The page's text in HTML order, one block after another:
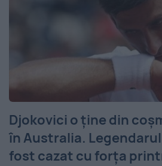
Djokovici o ține din
în Australia.
fost cazat cu forța